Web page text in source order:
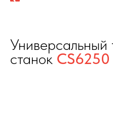
Универсальный
станок CS6250